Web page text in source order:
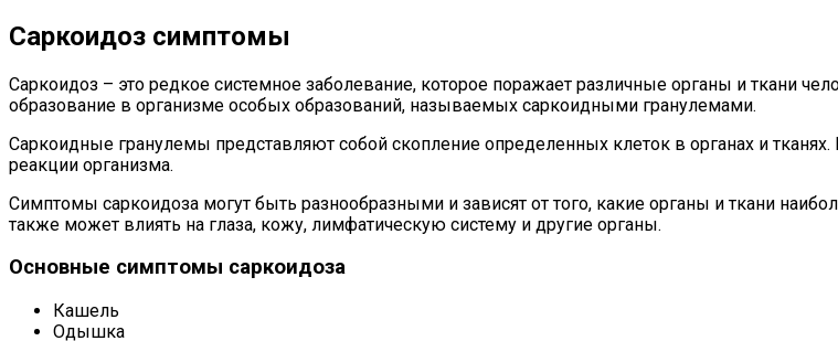
Саркоидоз симптомы
Саркоидоз – это редкое системное заболевание, которое поражает различные органы и ткани
образование в организме особых образований, называемых саркоидными гранулемами.
Саркоидные гранулемы представляют собой скопление определенных клеток в органах и
реакции организма.
Симптомы саркоидоза могут быть разнообразными и зависят от того, какие органы и ткани
также может влиять на глаза, кожу, лимфатическую систему и другие органы.
Основные симптомы саркоидоза
Кашель
Одышка